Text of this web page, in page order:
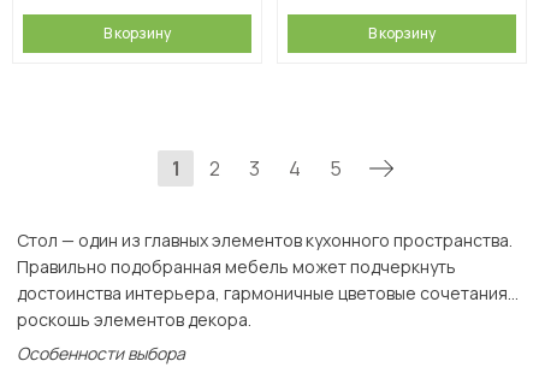
В корзину В корзину
1 2 3 4 5
Стол — один из главных элементов кухонного пространства.
Правильно подобранная мебель может подчеркнуть
достоинства интерьера, гармоничные цветовые сочетания,
роскошь элементов декора.
Особенности выбора